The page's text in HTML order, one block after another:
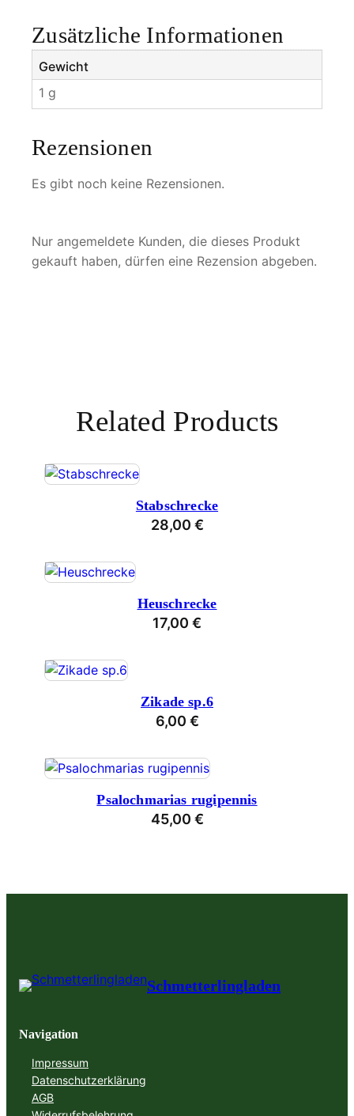
Zusätzliche Informationen
Gewicht
1 g
Rezensionen
Es gibt noch keine Rezensionen.
Nur angemeldete Kunden, die dieses Produkt
gekauft haben, dürfen eine Rezension abgeben.
Related Products
Stabschrecke
28,00 €
Heuschrecke
17,00 €
Zikade sp.6
6,00 €
Psalochmarias rugipennis
45,00 €
Schmetterlingladen
Navigation
Impressum
Datenschutzerklärung
AGB